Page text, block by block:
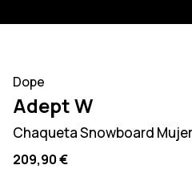
Dope
Adept W
Chaqueta Snowboard
209,90 €